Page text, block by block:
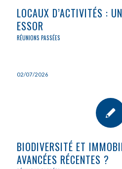
LOCAUX D’ACTIVITÉS :
ESSOR
RÉUNIONS PASSÉES
02/07/2026
BIODIVERSITÉ ET
AVANCÉES RÉCENTES ?